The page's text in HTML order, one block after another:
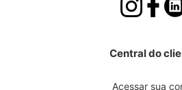
Central do
Acessar sua